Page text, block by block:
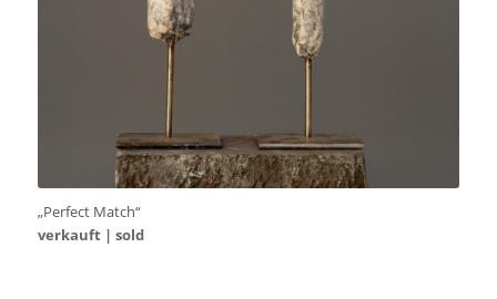
„Perfect Match“
verkauft | sold